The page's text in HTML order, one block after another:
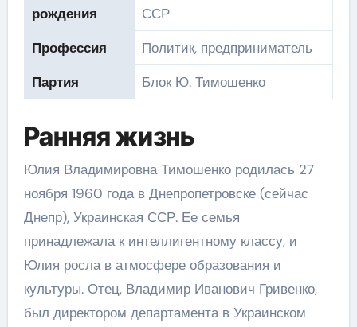
рождения
ССР
Профессия
Политик, предприниматель
Партия
Блок Ю. Тимошенко
Ранняя жизнь
Юлия Владимировна Тимошенко родилась 27
ноября 1960 года в Днепропетровске (сейчас
Днепр), Украинская ССР. Ее семья
принадлежала к интеллигентному классу, и
Юлия росла в атмосфере образования и
культуры. Отец, Владимир Иванович Гривенко,
был директором департамента в Украинском